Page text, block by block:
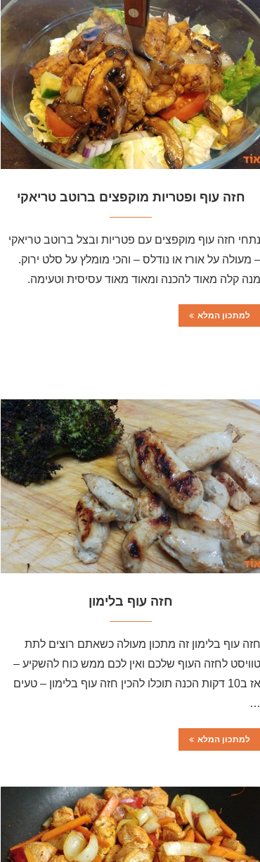
חזה עוף ופטריות מוקפצים ברוטב טריאקי
נתחי חזה עוף מוקפצים עם פטריות ובצל ברוטב טריאקי
– מעולה על אורז או נודלס – והכי מומלץ על סלט ירוק.
מנה קלה מאוד להכנה ומאוד מאוד עסיסית וטעימה.
למתכון המלא
חזה עוף בלימון
חזה עוף בלימון זה מתכון מעולה כשאתם רוצים לתת
טוויסט לחזה העוף שלכם ואין לכם ממש כוח להשקיע –
אז ב10 דקות הכנה תוכלו להכין חזה עוף בלימון – טעים
…
למתכון המלא